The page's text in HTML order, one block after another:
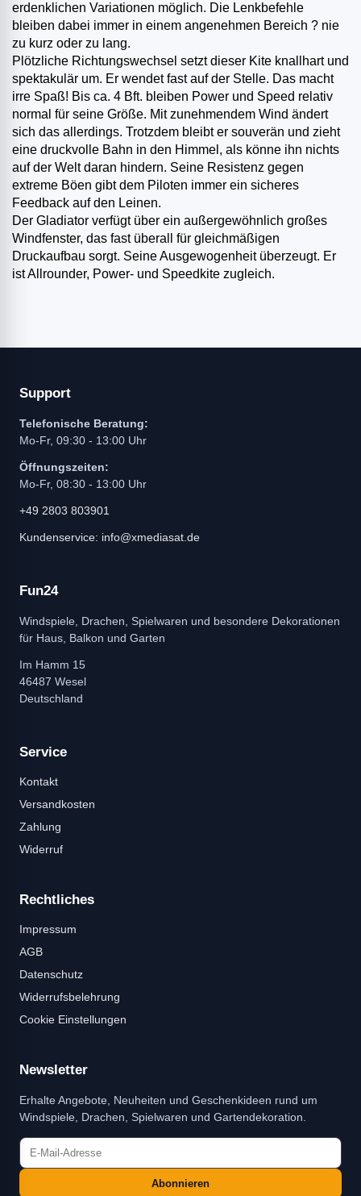
erdenklichen Variationen möglich. Die Lenkbefehle
bleiben dabei immer in einem angenehmen Bereich ? nie
zu kurz oder zu lang.
Plötzliche Richtungswechsel setzt dieser Kite knallhart und
spektakulär um. Er wendet fast auf der Stelle. Das macht
irre Spaß! Bis ca. 4 Bft. bleiben Power und Speed relativ
normal für seine Größe. Mit zunehmendem Wind ändert
sich das allerdings. Trotzdem bleibt er souverän und zieht
eine druckvolle Bahn in den Himmel, als könne ihn nichts
auf der Welt daran hindern. Seine Resistenz gegen
extreme Böen gibt dem Piloten immer ein sicheres
Feedback auf den Leinen.
Der Gladiator verfügt über ein außergewöhnlich großes
Windfenster, das fast überall für gleichmäßigen
Druckaufbau sorgt. Seine Ausgewogenheit überzeugt. Er
ist Allrounder, Power- und Speedkite zugleich.
Support
Telefonische Beratung:
Mo-Fr, 09:30 - 13:00 Uhr
Öffnungszeiten:
Mo-Fr, 08:30 - 13:00 Uhr
+49 2803 803901
Kundenservice: info@xmediasat.de
Fun24
Windspiele, Drachen, Spielwaren und besondere Dekorationen
für Haus, Balkon und Garten
Im Hamm 15
46487 Wesel
Deutschland
Service
Kontakt
Versandkosten
Zahlung
Widerruf
Rechtliches
Impressum
AGB
Datenschutz
Widerrufsbelehrung
Cookie Einstellungen
Newsletter
Erhalte Angebote, Neuheiten und Geschenkideen rund um
Windspiele, Drachen, Spielwaren und Gartendekoration.
Abonnieren